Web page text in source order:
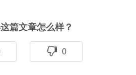
篇文章怎么样？
0